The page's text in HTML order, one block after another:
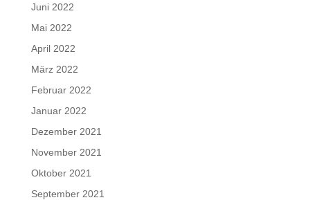
Juni 2022
Mai 2022
April 2022
März 2022
Februar 2022
Januar 2022
Dezember 2021
November 2021
Oktober 2021
September 2021